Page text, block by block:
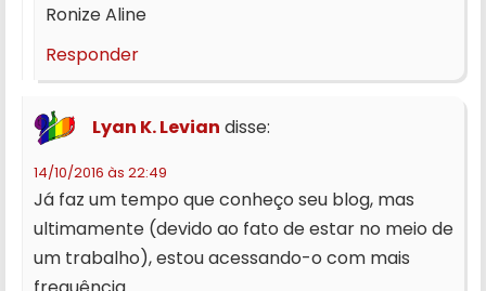
Ronize Aline
Responder
Lyan K. Levian disse:
14/10/2016 às 22:49
Já faz um tempo que conheço seu blog, mas
ultimamente (devido ao fato de estar no meio de
um trabalho), estou acessando-o com mais